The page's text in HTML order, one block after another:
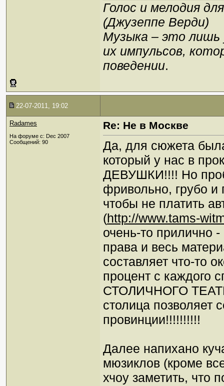
Голос и мелодия
(Джузеппе Верди)
Музыка – это лишь
их импульсов,
поведении.
22-07-2011, 19:02
Radames
На форуме с: Dec 2007
Сообщений: 90
Re: Не в Москве
Да, для сюжета
который у нас в
ДЕВУШКИ!!!! Но
фривольно, грубо
чтобы не платить
(http://www.tams-
очень-то прилично
права и весь
составляет что-то
процент с каждого
СТОЛИЧНОГО
столица позволяет
провинции!!!!!!!!!!
Далее напихано
мюзиклов (кроме
хчоу заметить, что